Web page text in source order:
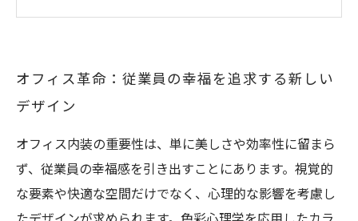
整え方
幸せな職場を築く：成功する企業のオフィスデ
ザイン事例
従業員の声を活かす：オフィス内装のデザイン
プロセス
オフィス革命：従業員の幸福を追求する新しい
デザイン
オフィス内装の重要性は、単に美しさや効率性に留まら
ず、従業員の幸福感を引き出すことにあります。視覚的
な要素や快適な空間だけでなく、心理的な影響を考慮し